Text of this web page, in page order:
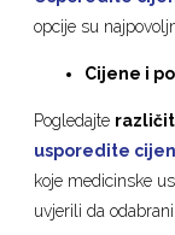
opcije su
Cijene i
Pogledajte
usporedite
koje medicinske
uvjerili da